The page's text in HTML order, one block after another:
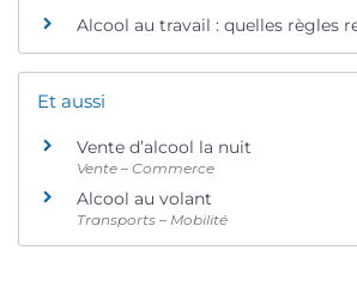
Alcool au travail : quelles règles
Et aussi
Vente d’alcool la nuit
Vente – Commerce
Alcool au volant
Transports – Mobilité